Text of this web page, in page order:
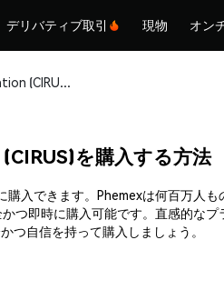
デリバティブ取引 現物 オン
Cirus Foundation (CIRUS) を安全に購入・保管
を購入する方法
購入できます。Phemexは何百万人
つ即時に購入可能です。直感的な
つ自信を持って購入しましょう。